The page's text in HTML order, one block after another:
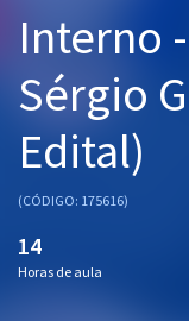
OAB
Mentorias
Questões grátis
Aprovados
Interno
Sérgio
Edital)
(CÓDIGO: 175616)
14
Horas de aula